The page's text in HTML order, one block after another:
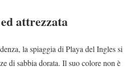
attrezzata
la spiaggia di Playa del Ingles si
di sabbia dorata. Il suo colore non è